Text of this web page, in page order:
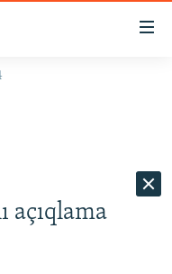
açıqlama